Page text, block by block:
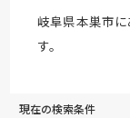
岐阜県本巣市
す。
現在の検索条件